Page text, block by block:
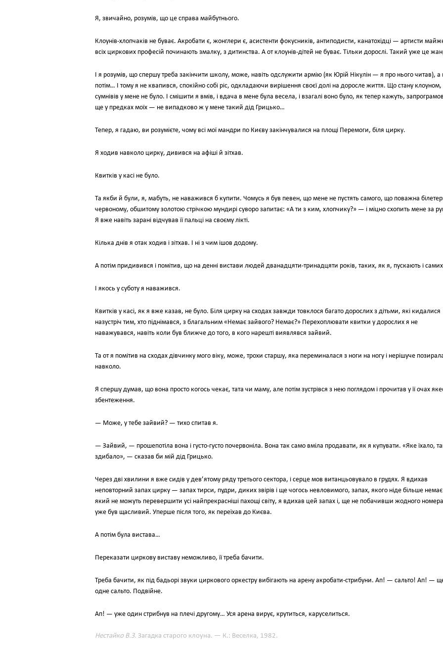
Я, звичайно, розумів, що це справа майбутнього.
Клоунів-хлопчаків не буває. Акробати є, жонглери є, асистенти фокусників, антиподисти, канатохідці — артисти
всіх циркових професій починають змалку, з дитинства. А от клоунів-дітей не буває. Тільки дорослі. Такий уже це
І я розумів, що спершу треба закінчити школу, може, навіть одслужити армію (як Юрій Нікулін — я про нього читав),
потім… І тому я не квапився, спокійно собі ріс, одкладаючи вирішення своєї долі на доросле життя. Що стану клоуном,
сумнівів у мене не було. І смішити я вмів, і вдача в мене була весела, і взагалі воно було, як тепер кажуть,
ще у предках моїх — не випадково ж у мене такий дід Грицько…
Тепер, я гадаю, ви розумієте, чому всі мої мандри по Києву закінчувалися на площі Перемоги, біля цирку.
Я ходив навколо цирку, дивився на афіші й зітхав.
Квитків у касі не було.
Та якби й були, я, мабуть, не наважився б купити. Чомусь я був певен, що мене не пустять самого, що поважна
червоному, обшитому золотою стрічкою мундирі суворо запитає: «А ти з ким, хлопчику?» — і міцно схопить мене за
Я вже навіть зарані відчував її пальці на своєму лікті.
Кілька днів я отак ходив і зітхав. І ні з чим ішов додому.
А потім придивився і помітив, що на денні вистави людей дванадцяти-тринадцяти років, таких, як я, пускають і
І якось у суботу я наважився.
Квитків у касі, як я вже казав, не було. Біля цирку на сходах завжди товклося багато дорослих з дітьми, які кидалися
назустріч тим, хто піднімався, з благальним «Немає зайвого? Немає?» Перехоплювати квитки у дорослих я не
наважувався, навіть коли був ближче до того, в кого нарешті виявлявся зайвий.
Та от я помітив на сходах дівчинку мого віку, може, трохи старшу, яка переминалася з ноги на ногу і нерішуче
навколо.
Я спершу думав, що вона просто когось чекає, тата чи маму, але потім зустрівся з нею поглядом і прочитав у її очах
збентеження.
— Може, у тебе зайвий? — тихо спитав я.
— Зайвий, — прошепотіла вона і густо-густо почервоніла. Вона так само вміла продавати, як я купувати. «Яке їхало,
здибало», — сказав би мій дід Грицько.
Через дві хвилини я вже сидів у дев’ятому ряду третього сектора, і серце мов витанцьовувало в грудях. Я вдихав
неповторний запах цирку — запах тирси, пудри, диких звірів і ще чогось невловимого, запах, якого ніде більше немає
який не можуть перевершити усі найпрекрасніші пахощі світу, я вдихав цей запах і, ще не побачивши жодного
уже був щасливий. Уперше після того, як переїхав до Києва.
А потім була вистава…
Переказати циркову виставу неможливо, її треба бачити.
Треба бачити, як під бадьорі звуки циркового оркестру вибігають на арену акробати-стрибуни. Ап! — сальто! Ап! —
одне сальто. Подвійне.
Ап! — уже один стрибнув на плечі другому… Уся арена вирує, крутиться, каруселиться.
Нестайко В.З. Загадка старого клоуна. — К.: Веселка, 1982.